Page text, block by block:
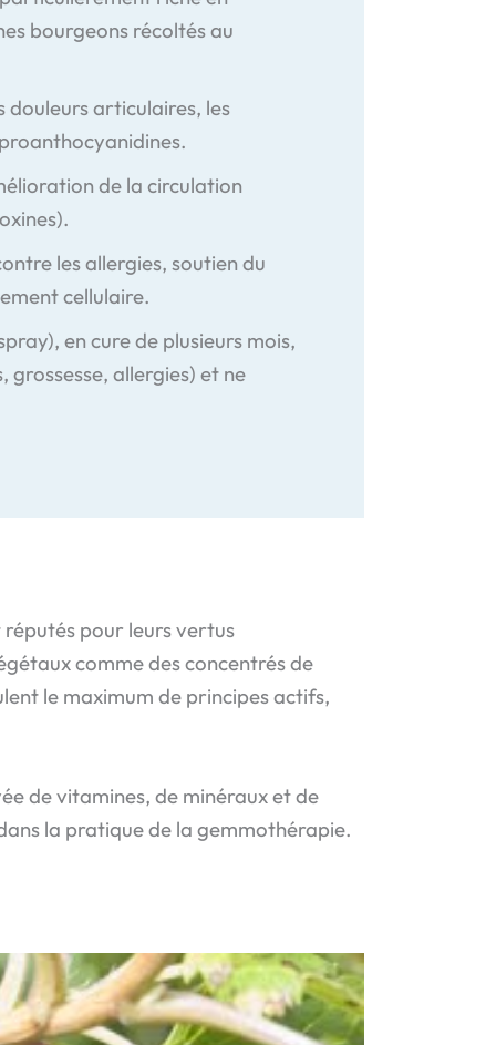
bourgeons récoltés au
articulaires, les
de la circulation
les allergies, soutien du
cellulaire.
en cure de plusieurs mois,
allergies) et ne
pour leurs vertus
comme des concentrés de
le maximum de principes actifs,
de vitamines, de minéraux et de
la pratique de la gemmothérapie.